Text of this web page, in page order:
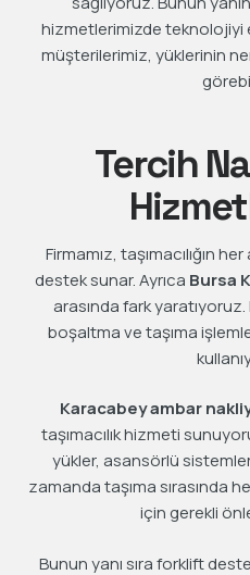
hizmetlerimizde teknolojiyi
müşterilerimiz, yüklerinin
Tercih
Firmamız, taşımacılığın
destek sunar. Ayrıca Bursa
arasında fark
boşaltma ve taşıma
Karacabey ambar
taşımacılık hizmeti
yükler, asansörlü
zamanda taşıma sırasında
için gerekli
Bunun yanı sıra forklift